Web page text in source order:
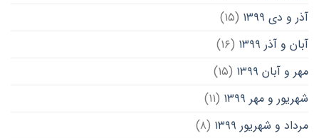
آذر و دی ۱۳۹۹
(۱۵)
آبان و آذر ۱۳۹۹
(۱۶)
مهر و آبان ۱۳۹۹
(۱۵)
شهریور و مهر ۱۳۹۹
(۱۱)
مرداد و شهریور ۱۳۹۹
(۸)